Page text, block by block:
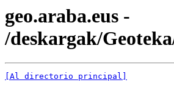
geo.araba.eus -
/deskargak/
[Al directorio principal]